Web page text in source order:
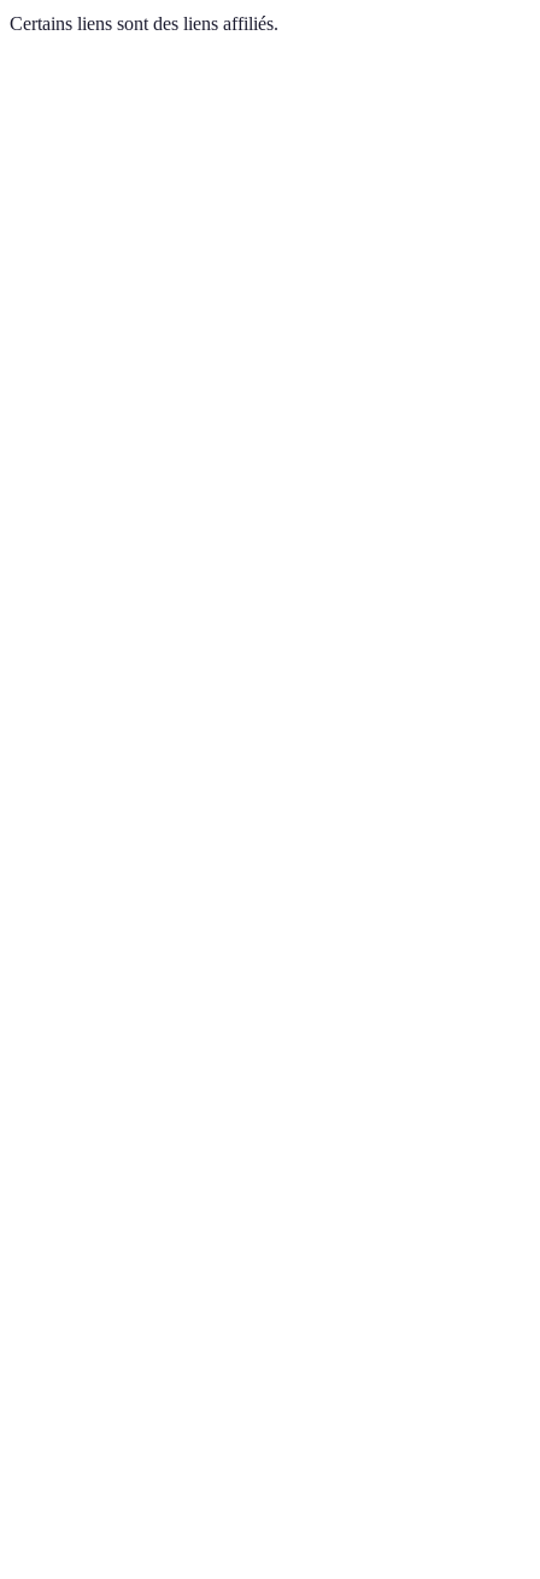
Certains liens sont des liens affiliés.